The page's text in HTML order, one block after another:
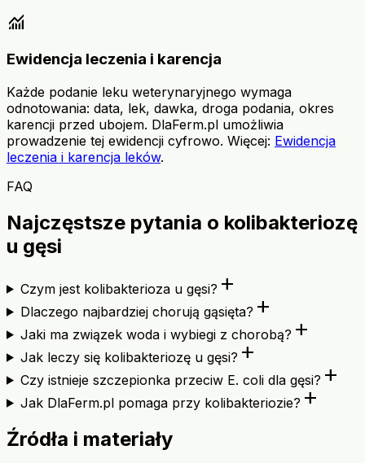
monitoring
Ewidencja leczenia i karencja
Każde podanie leku weterynaryjnego wymaga
odnotowania: data, lek, dawka, droga podania, okres
karencji przed ubojem. DlaFerm.pl umożliwia
prowadzenie tej ewidencji cyfrowo. Więcej: Ewidencja
leczenia i karencja leków.
FAQ
Najczęstsze pytania o kolibakteriozę
u gęsi
Czym jest kolibakterioza u gęsi? add
Dlaczego najbardziej chorują gąsięta? add
Jaki ma związek woda i wybiegi z chorobą? add
Jak leczy się kolibakteriozę u gęsi? add
Czy istnieje szczepionka przeciw E. coli dla gęsi? add
Jak DlaFerm.pl pomaga przy kolibakteriozie? add
Źródła i materiały